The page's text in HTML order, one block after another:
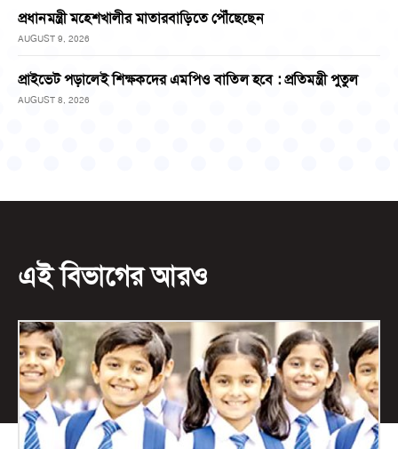
প্রধানমন্ত্রী মহেশখালীর মাতারবাড়িতে পৌঁছেছেন
AUGUST 9, 2026
প্রাইভেট পড়ালেই শিক্ষকদের এমপিও বাতিল হবে : প্রতিমন্ত্রী পুতুল
AUGUST 8, 2026
এই বিভাগের আরও